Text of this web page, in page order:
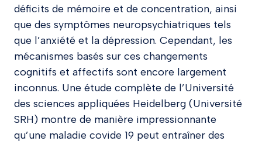
déficits de mémoire et de concentration, ainsi
que des symptômes neuropsychiatriques tels
que l’anxiété et la dépression. Cependant, les
mécanismes basés sur ces changements
cognitifs et affectifs sont encore largement
inconnus. Une étude complète de l’Université
des sciences appliquées Heidelberg (Université
SRH) montre de manière impressionnante
qu’une maladie covide 19 peut entraîner des